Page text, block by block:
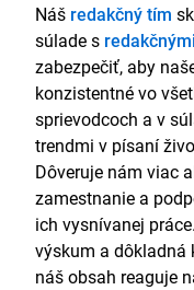
Náš redakčný tím
súlade s
zabezpečiť, aby
konzistentné vo
sprievodcoch a v
trendmi v písaní
Dôveruje nám viac
zamestnanie a
ich vysnívanej
výskum a dôkladná
náš obsah reaguje